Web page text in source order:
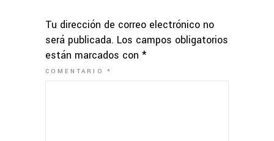
Tu dirección de correo electrónico no
será publicada. Los campos obligatorios
están marcados con *
COMENTARIO*